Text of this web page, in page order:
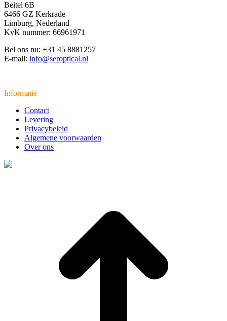
Beitel 6B
6466 GZ Kerkrade
Limburg, Nederland
KvK nummer: 66961971
Bel ons nu: +31 45 8881257
E-mail: info@seroptical.nl
Informatie
Contact
Levering
Privacybeleid
Algemene voorwaarden
Over ons